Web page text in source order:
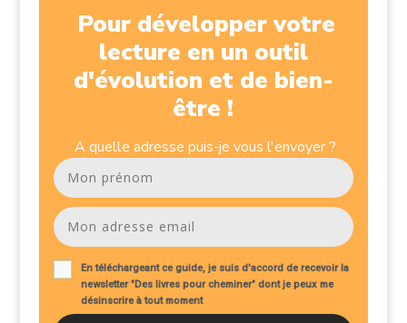
Pour développer votre
lecture en un outil
d'évolution et de bien-
être !
A quelle adresse puis-je vous l'envoyer ?
En téléchargeantce guide, je suis d'accord de recevoir la
newsletter "Des livres pour cheminer" dont je peux me
désinscrire à tout moment